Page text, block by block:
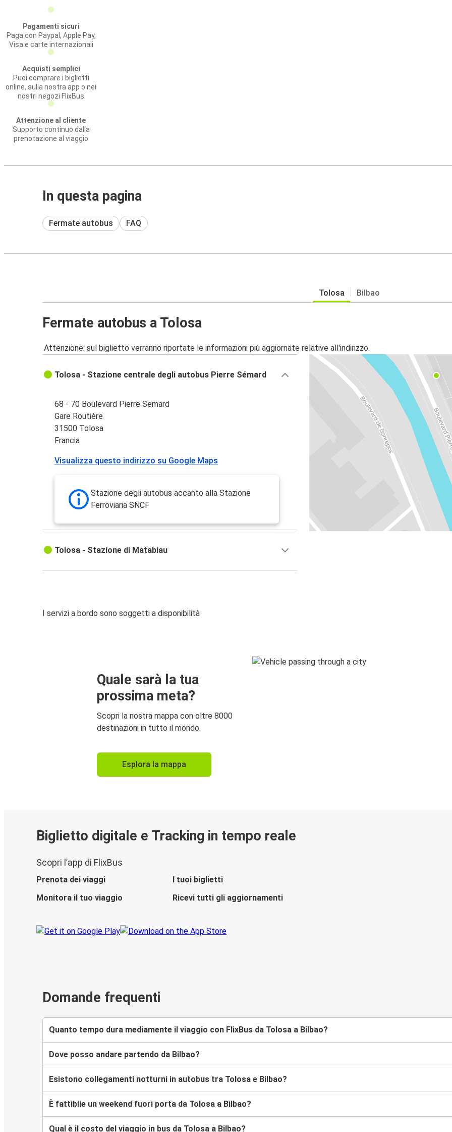
Pagamenti sicuri
Paga con Paypal, Apple Pay,
Visa e carte internazionali
Acquisti semplici
Puoi comprare i biglietti
online, sulla nostra app o nei
nostri negozi FlixBus
Attenzione al cliente
Supporto continuo dalla
prenotazione al viaggio
In questa pagina
Fermate autobus FAQ
Tolosa Bilbao
Fermate autobus a Tolosa
Attenzione: sul biglietto verranno riportate le informazioni più aggiornate relative all'indirizzo.
Tolosa - Stazione centrale degli autobus Pierre Sémard
68 - 70 Boulevard Pierre Semard
Gare Routière
31500 Tolosa
Francia
Visualizza questo indirizzo su Google Maps
Stazione degli autobus accanto alla Stazione
Ferroviaria SNCF
Tolosa - Stazione di Matabiau
I servizi a bordo sono soggetti a disponibilità
Quale sarà la tua
prossima meta?
Scopri la nostra mappa con oltre 8000
destinazioni in tutto il mondo.
Esplora la mappa
Biglietto digitale e Tracking in tempo reale
Scopri l’app di FlixBus
Prenota dei viaggi
I tuoi biglietti
Monitora il tuo viaggio
Ricevi tutti gli aggiornamenti
Domande frequenti
Quanto tempo dura mediamente il viaggio con FlixBus da Tolosa a Bilbao?
Dove posso andare partendo da Bilbao?
Esistono collegamenti notturni in autobus tra Tolosa e Bilbao?
È fattibile un weekend fuori porta da Tolosa a Bilbao?
Qual è il costo del viaggio in bus da Tolosa a Bilbao?